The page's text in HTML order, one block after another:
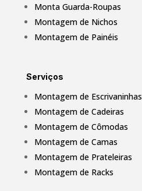
Monta Guarda-Roupas
Montagem de Nichos
Montagem de Painéis
Serviços
Montagem de Escrivaninhas
Montagem de Cadeiras
Montagem de Cômodas
Montagem de Camas
Montagem de Prateleiras
Montagem de Racks